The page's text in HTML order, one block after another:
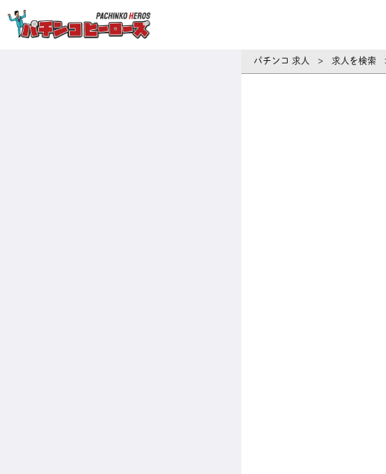
パチンコ 求人 > 求人を検索